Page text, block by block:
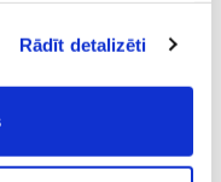
Rādīt detalizēti